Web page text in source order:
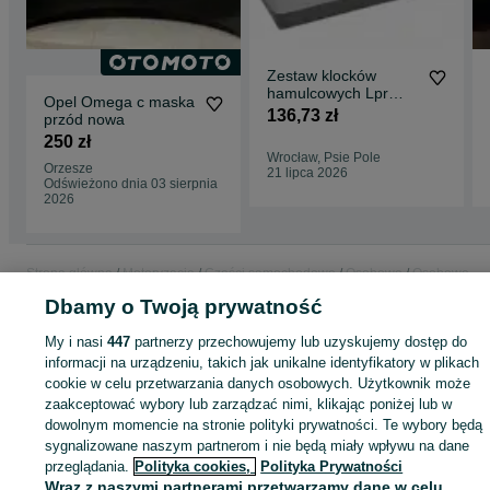
Opel Omega c maska
przód nowa
250 zł
Orzesze
Odświeżono dnia 03 sierpnia
2026
Zestaw klocków
hamulcowych Lpr
05P1468 Opel/Saab
136,73 zł
Wrocław, Psie Pole
21 lipca 2026
Strona główna Motoryzacja Części samochodowe Osobowe
Osobowe -
KATEGORIA
ID:1067068251 Wyświetlenia:
Zadzwoń / SMS Wyślij wiadomość
Dbamy o Twoją prywatność
My i nasi447 partnerzy przechowujemy lub uzyskujemy dostęp do
informacji na urządzeniu, takich jak unikalne identyfikatory w plikach
cookie w celu przetwarzania danych osobowych. Użytkownik może
zaakceptować wybory lub zarządzać nimi, klikając poniżej lub w
dowolnym momencie na stronie polityki prywatności. Te wybory będą
sygnalizowane naszym partnerom i nie będą miały wpływu na dane
przeglądania. Polityka cookies, Polityka Prywatności